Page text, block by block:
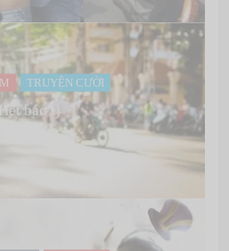
TRUYỆN CƯỜI
Hết báo :)